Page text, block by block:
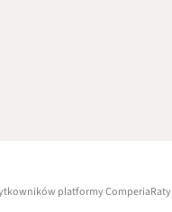
platformy ComperiaRaty